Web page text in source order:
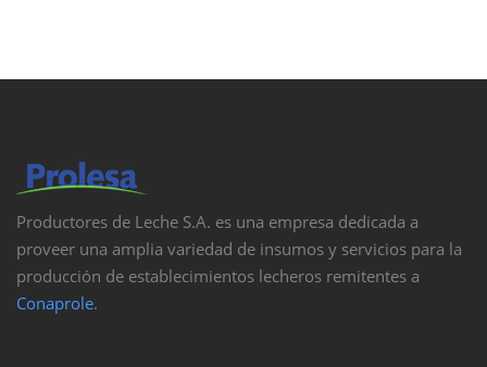
Productores de Leche S.A. es una empresa dedicada a
proveer una amplia variedad de insumos y servicios para la
producción de establecimientos lecheros remitentes a
Conaprole.